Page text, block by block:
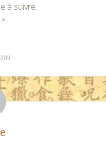
à suivre.